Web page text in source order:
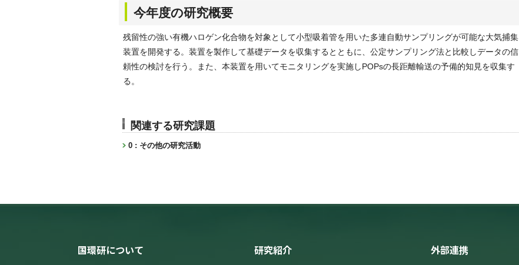
今年度の研究概要
残留性の強い有機ハロゲン化合物を対象として小型吸着管を用いた多連自動サンプリングが可能な大気捕集
装置を開発する。装置を製作して基礎データを収集するとともに、公定サンプリング法と比較しデータの信
頼性の検討を行う。また、本装置を用いてモニタリングを実施しPOPsの長距離輸送の予備的知見を収集す
る。
関連する研究課題
0 : その他の研究活動
国環研について 研究紹介 外部連携